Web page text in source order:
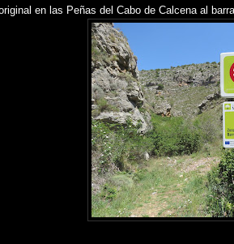
en las Peñas del Cabo de Calcena al